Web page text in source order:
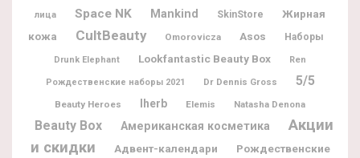
лица Space NK Mankind SkinStore
Жирная
кожа
CultBeauty Omorovicza Asos Наборы
Drunk Elephant Lookfantastic Beauty Box Ren
Рождественские наборы 2021 Dr Dennis Gross 5/5
Beauty Heroes Iherb Elemis Natasha Denona
Beauty Box Американская косметика
Акции
и скидки
Адвент-календари
Рождественские